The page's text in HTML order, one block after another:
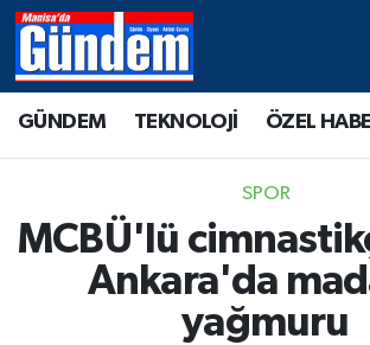
GÜNDEM TEKNOLOJİ ÖZEL
SPOR
MCBÜ'lü
Ankara'da
yağmuru
Manisa Hava Durumu
Süper Lig Puan Durumu ve Fikstür
Tüm Manşetler
Son Dakika Haberleri